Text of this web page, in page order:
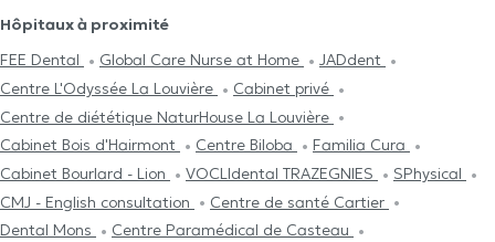
Hôpitaux à proximité
FEE Dental
Global Care Nurse at Home
JADdent
Centre L'Odyssée La Louvière
Cabinet privé
Centre de diététique NaturHouse La Louvière
Cabinet Bois d'Hairmont
Centre Biloba
Familia Cura
Cabinet Bourlard - Lion
VOCLIdental TRAZEGNIES
SPhysical
CMJ - English consultation
Centre de santé Cartier
Dental Mons
Centre Paramédical de Casteau